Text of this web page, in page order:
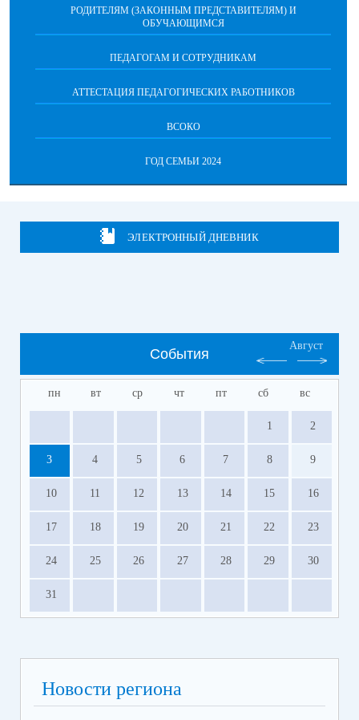
РОДИТЕЛЯМ (ЗАКОННЫМ ПРЕДСТАВИТЕЛЯМ) И
ОБУЧАЮЩИМСЯ
ПЕДАГОГАМ И СОТРУДНИКАМ
АТТЕСТАЦИЯ ПЕДАГОГИЧЕСКИХ РАБОТНИКОВ
ВСОКО
ГОД СЕМЬИ 2024
ЭЛЕКТРОННЫЙ ДНЕВНИК
События
Август
пн вт ср чт пт сб вс
1 2
3 4 5 6 7 8 9
10 11 12 13 14 15 16
17 18 19 20 21 22 23
24 25 26 27 28 29 30
31
Новости региона